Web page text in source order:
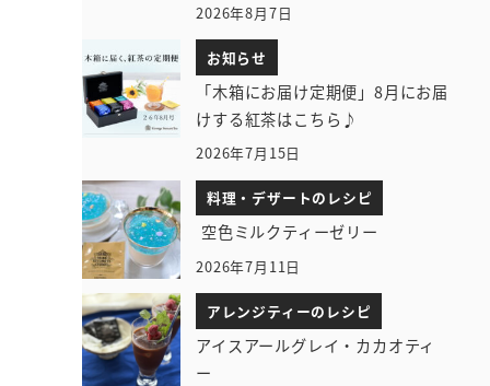
2026年8月7日
お知らせ
「木箱にお届け定期便」8月にお届
けする紅茶はこちら♪
2026年7月15日
料理・デザートのレシピ
空色ミルクティーゼリー
2026年7月11日
アレンジティーのレシピ
アイスアールグレイ・カカオティ
ー